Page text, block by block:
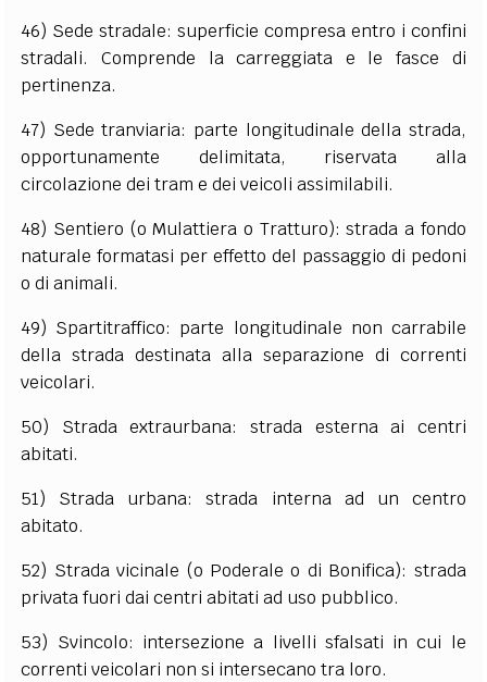
46) Sede stradale: superficie compresa entro i confini
stradali. Comprende la carreggiata e le fasce di
pertinenza.
47) Sede tranviaria: parte longitudinale della strada,
opportunamente delimitata, riservata alla
circolazione dei tram e dei veicoli assimilabili.
48) Sentiero (o Mulattiera o Tratturo): strada a fondo
naturale formatasi per effetto del passaggio di pedoni
o di animali.
49) Spartitraffico: parte longitudinale non carrabile
della strada destinata alla separazione di correnti
veicolari.
50) Strada extraurbana: strada esterna ai centri
abitati.
51) Strada urbana: strada interna ad un centro
abitato.
52) Strada vicinale (o Poderale o di Bonifica): strada
privata fuori dai centri abitati ad uso pubblico.
53) Svincolo: intersezione a livelli sfalsati in cui le
correnti veicolari non si intersecano tra loro.